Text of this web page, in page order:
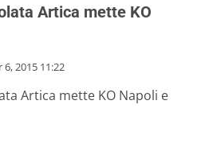
Artica mette KO
6, 2015 11:22